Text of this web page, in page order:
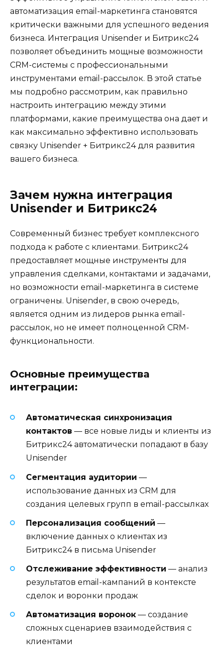
автоматизация email-маркетинга становятся
критически важными для успешного ведения
бизнеса. Интеграция Unisender и Битрикс24
позволяет объединить мощные возможности
CRM-системы с профессиональными
инструментами email-рассылок. В этой статье
мы подробно рассмотрим, как правильно
настроить интеграцию между этими
платформами, какие преимущества она дает и
как максимально эффективно использовать
связку Unisender + Битрикс24 для развития
вашего бизнеса.
Зачем нужна интеграция
Unisender и Битрикс24
Современный бизнес требует комплексного
подхода к работе с клиентами. Битрикс24
предоставляет мощные инструменты для
управления сделками, контактами и задачами,
но возможности email-маркетинга в системе
ограничены. Unisender, в свою очередь,
является одним из лидеров рынка email-
рассылок, но не имеет полноценной CRM-
функциональности.
Основные преимущества
интеграции:
Автоматическая синхронизация
контактов — все новые лиды и клиенты из
Битрикс24 автоматически попадают в базу
Unisender
Сегментация аудитории —
использование данных из CRM для
создания целевых групп в email-рассылках
Персонализация сообщений —
включение данных о клиентах из
Битрикс24 в письма Unisender
Отслеживание эффективности — анализ
результатов email-кампаний в контексте
сделок и воронки продаж
Автоматизация воронок — создание
сложных сценариев взаимодействия с
клиентами